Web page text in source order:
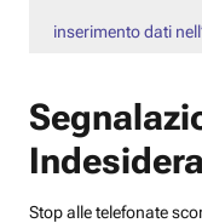
inserimento dati
Stop alle telefonate